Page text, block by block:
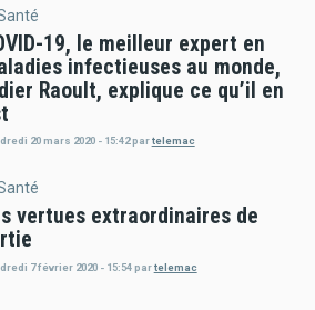
19, le meilleur expert en
infectieuses au monde,
Raoult, explique ce qu’il en
20 mars 2020 - 15:42 partelemac
vertues extraordinaires de
7 février 2020 - 15:54 partelemac